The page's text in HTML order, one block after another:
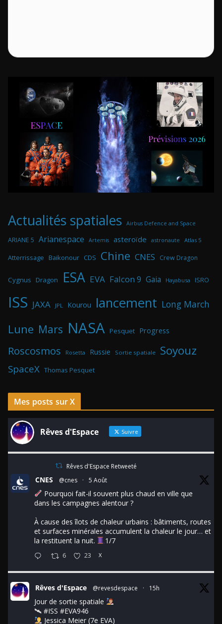
Actualités spatiales Airbus Defence and Space
ARIANE 5 Arianespace Artemis asteroïde astronaute Atlas 5
Atterrissage Baikonour CDS Chine CNES Crew Dragon
Cygnus Dragon ESA EVA Falcon 9 Gaia Hayabusa ISRO
ISS JAXA JPL Kourou lancement Long March
Lune Mars NASA Pesquet Progress
Roscosmos Rosetta Russie Sortie spatiale Soyouz
SpaceX Thomas Pesquet
Mes posts sur X
Rêves d'Espace Suivre
Rêves d'Espace Retweeté
CNES @cnes · 5 Août
Pourquoi fait-il souvent plus chaud en ville que
dans les campagnes alentour ?
À cause des îlots de chaleur urbains : bâtiments, routes
et surfaces minérales accumulent la chaleur le jour… et
la restituent la nuit.
1/7
6 23 X
Rêves d'Espace @revesdespace · 15h
Jour de sortie spatiale
🛰 #ISS #EVA946
Jessica Meier (7e EVA)